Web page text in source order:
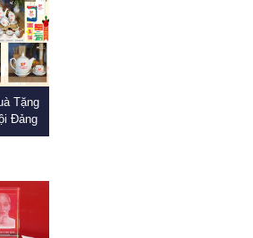
Tặng
Đảng